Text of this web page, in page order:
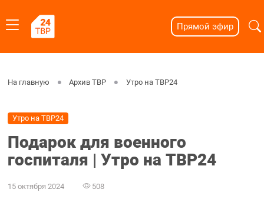
Прямой эфир
На главную Архив ТВР Утро на ТВР24
Утро на ТВР24
Подарок для военного
госпиталя | Утро на ТВР24
15 октября 2024 508